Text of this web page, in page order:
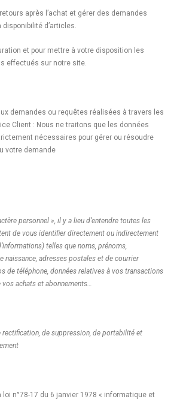
après l’achat et gérer des demandes
disponibilité d’articles.
et pour mettre à votre disposition les
effectués sur notre site.
demandes ou requêtes réalisées à travers les
Client : Nous ne traitons que les données
nécessaires pour gérer ou résoudre
votre demande
personnel », il y a lieu d’entendre toutes les
de vous identifier directement ou indirectement
telles que noms, prénoms,
naissance, adresses postales et de courrier
de téléphone, données relatives à vos transactions
achats et abonnements…
rectification, de suppression, de portabilité et
n°78-17 du 6 janvier 1978 « informatique et